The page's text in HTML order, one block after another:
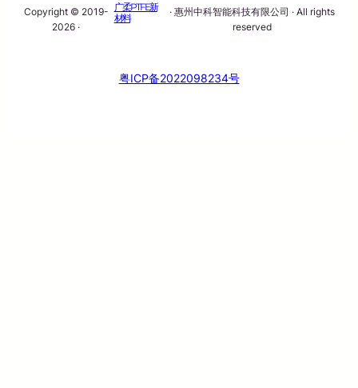
Copyright © 2019-
2026 ·
广柔PTFE新
材料
· 惠州中科智能科技有限公司 · All rights
reserved
粤ICP备2022098234号